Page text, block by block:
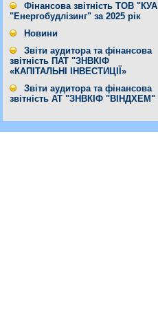
Фінансова звітність ТОВ "КУА
"Енергобудлізинг" за 2025 рік
Новини
Звіти аудитора та фінансова
звітність ПАТ "ЗНВКІФ
«КАПІТАЛЬНІ ІНВЕСТИЦІЇ»
Звіти аудитора та фінансова
звітність АТ "ЗНВКІФ "ВІНДХЕМ"